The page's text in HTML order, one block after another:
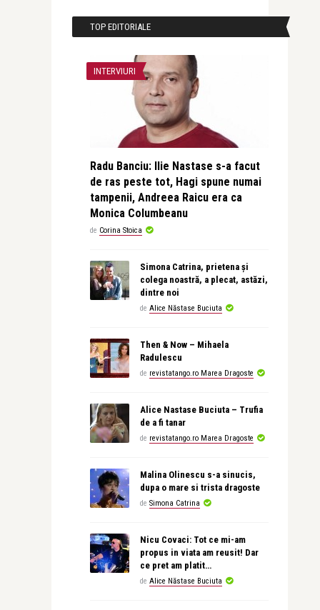
TOP EDITORIALE
INTERVIURI
Radu Banciu: Ilie Nastase s-a facut
de ras peste tot, Hagi spune numai
tampenii, Andreea Raicu era ca
Monica Columbeanu
de Corina Stoica
Simona Catrina, prietena și
colega noastră, a plecat, astăzi,
dintre noi
de Alice Năstase Buciuta
Then & Now – Mihaela
Radulescu
de revistatango.ro Marea Dragoste
Alice Nastase Buciuta – Trufia
de a fi tanar
de revistatango.ro Marea Dragoste
Malina Olinescu s-a sinucis,
dupa o mare si trista dragoste
de Simona Catrina
Nicu Covaci: Tot ce mi-am
propus in viata am reusit! Dar
ce pret am platit…
de Alice Năstase Buciuta